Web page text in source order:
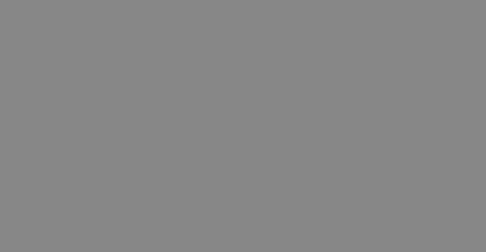
di analisi web
di siti
e misurare le
cui il prefisso
che si
di analisi web
di siti
e misurare le
cui il prefisso
che si
che imposta il
di Google) per
i cookie.